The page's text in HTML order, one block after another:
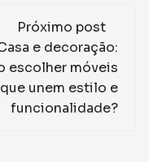
Próximo post
e decoração:
escolher móveis
que unem estilo e
funcionalidade?